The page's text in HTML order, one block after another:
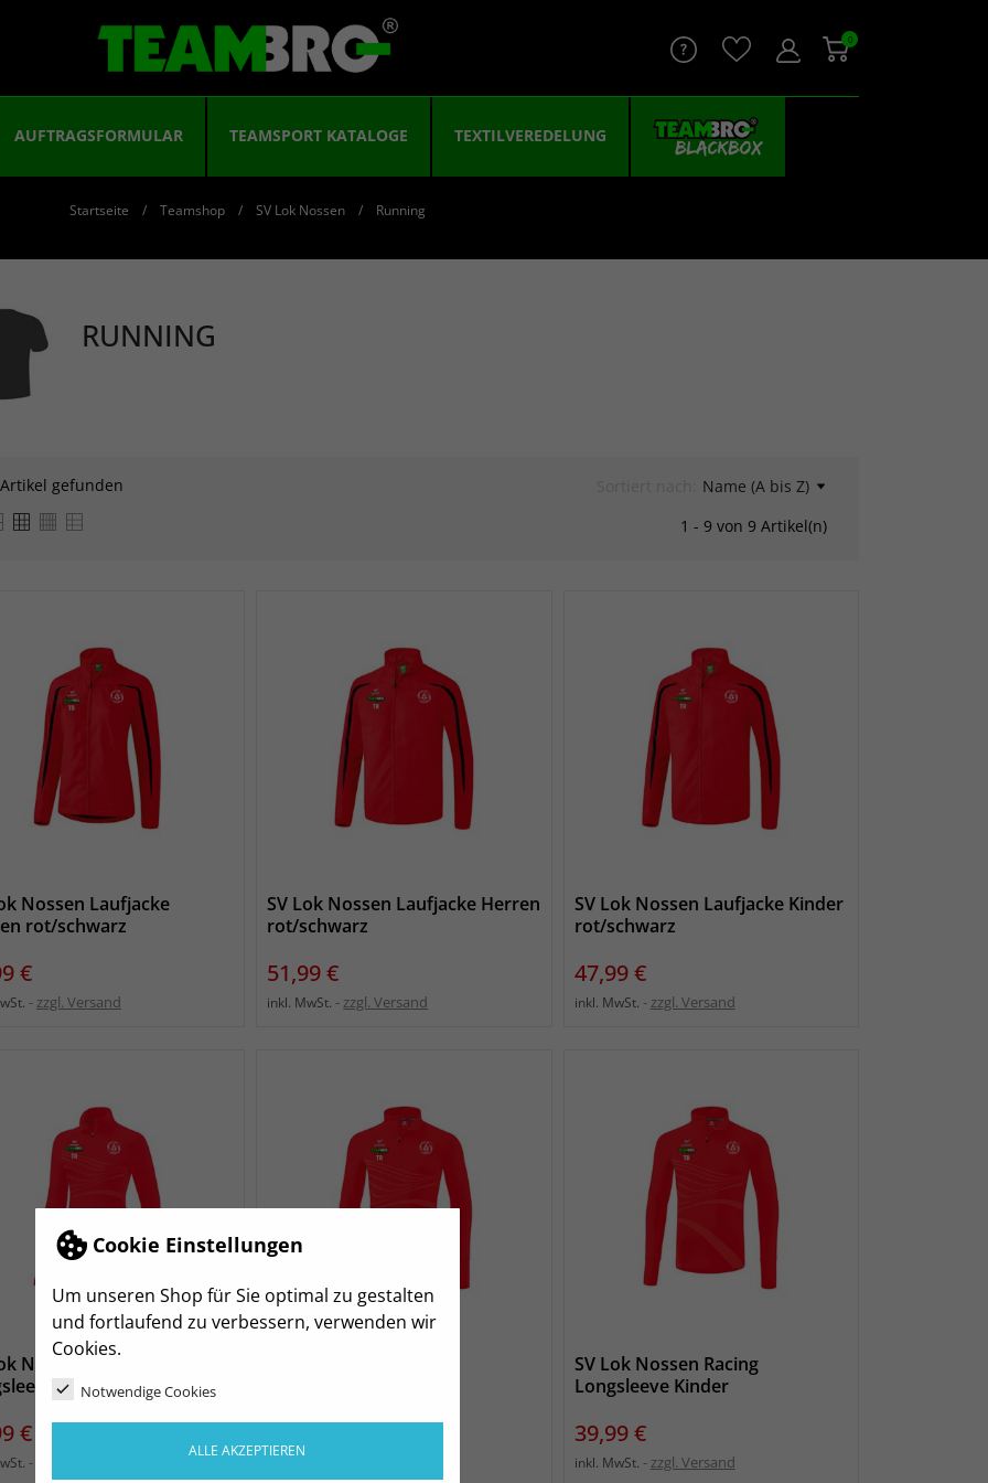
Cookie Einstellungen
Um unseren Shop für Sie optimal zu gestalten
und fortlaufend zu verbessern, verwenden wir
Cookies.
Notwendige Cookies
ALLE AKZEPTIEREN
0
AUFTRAGSFORMULAR TEAMSPORT KATALOGE TEXTILVEREDELUNG
Startseite Teamshop SV Lok Nossen Running
RUNNING
gefunden
Name (A bis Z)
1 - 9 von 9 Artikel(n)
Nossen Laufjacke
rot/schwarz
€
zzgl. Versand
SV Lok Nossen Laufjacke Herren
rot/schwarz
Preis
51,99 €
inkl. MwSt. zzgl. Versand
SV Lok Nossen Laufjacke Kinder
rot/schwarz
Preis
47,99 €
inkl. MwSt. zzgl. Versand
Nossen Racing
Damen
€ Preis
43,99 €
SV Lok Nossen Racing
Longsleeve Kinder
Preis
39,99 €
inkl. MwSt. zzgl. Versand